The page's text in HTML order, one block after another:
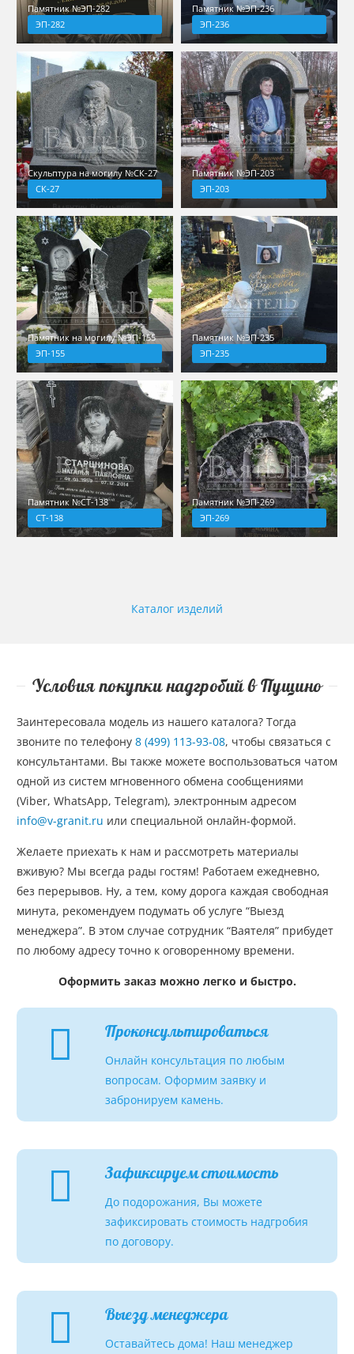
Памятник №ЭП-282
ЭП-282
Памятник №ЭП-236
ЭП-236
Скульптура на могилу №СК-27
СК-27
Памятник №ЭП-203
ЭП-203
Памятник на могилу №ЭП-155
ЭП-155
Памятник №ЭП-235
ЭП-235
Памятник №СТ-138
СТ-138
Памятник №ЭП-269
ЭП-269
Каталог изделий
Условия покупки надгробий в Пущино
Заинтересовала модель из нашего каталога? Тогда
звоните по телефону 8 (499) 113-93-08, чтобы связаться с
консультантами. Вы также можете воспользоваться чатом
одной из систем мгновенного обмена сообщениями
(Viber, WhatsApp, Telegram), электронным адресом
info@v-granit.ru или специальной онлайн-формой.
Желаете приехать к нам и рассмотреть материалы
вживую? Мы всегда рады гостям! Работаем ежедневно,
без перерывов. Ну, а тем, кому дорога каждая свободная
минута, рекомендуем подумать об услуге “Выезд
менеджера”. В этом случае сотрудник “Ваятеля” прибудет
по любому адресу точно к оговоренному времени.
Оформить заказ можно легко и быстро.
Проконсультироваться
Онлайн консультация по любым
вопросам. Оформим заявку и
забронируем камень.
Зафиксируем стоимость
До подорожания, Вы можете
зафиксировать стоимость надгробия
по договору.
Выезд менеджера
Оставайтесь дома! Наш менеджер